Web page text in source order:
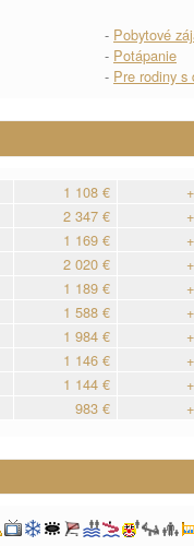
- Pobytové
- Potápanie
- Pre rodiny s
1 108 €
2 347 €
1 169 €
2 020 €
1 189 €
1 588 €
1 984 €
1 146 €
1 144 €
983 €